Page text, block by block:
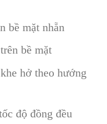
bề mặt nhẵn
bề mặt
hở theo hướng
độ đồng đều